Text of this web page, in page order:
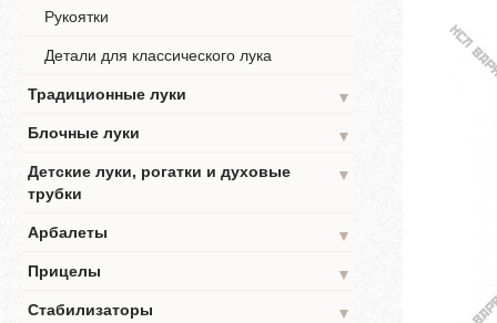
Рукоятки
Детали для классического лука
Традиционные луки
▼
Блочные луки
▼
Детские луки, рогатки и духовые
трубки
▼
Арбалеты
▼
Прицелы
▼
Стабилизаторы
▼